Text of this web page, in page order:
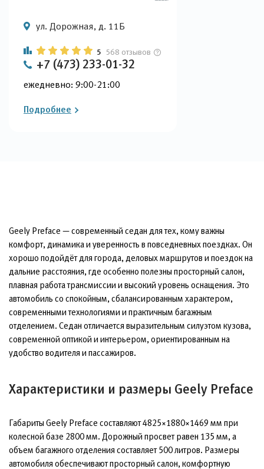
ул. Дорожная, д. 11Б
5 568 отзывов
+7 (473) 233-01-32
ежедневно: 9:00-21:00
Подробнее
Geely Preface — современный седан для тех, кому важны
комфорт, динамика и уверенность в повседневных поездках. Он
хорошо подойдёт для города, деловых маршрутов и поездок на
дальние расстояния, где особенно полезны просторный салон,
плавная работа трансмиссии и высокий уровень оснащения. Это
автомобиль со спокойным, сбалансированным характером,
современными технологиями и практичным багажным
отделением. Седан отличается выразительным силуэтом кузова,
современной оптикой и интерьером, ориентированным на
удобство водителя и пассажиров.
Характеристики и размеры Geely Preface
Габариты Geely Preface составляют 4825×1880×1469 мм при
колесной базе 2800 мм. Дорожный просвет равен 135 мм, а
объем багажного отделения составляет 500 литров. Размеры
автомобиля обеспечивают просторный салон, комфортную